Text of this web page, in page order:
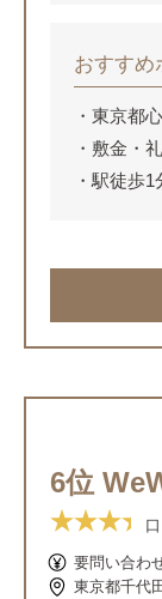
おすすめ
東京都
敷金・
駅徒歩1
6位
要問い合わ
東京都千代